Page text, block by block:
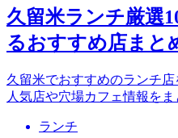
久留米ランチ厳選
るおすすめ店まと
久留米でおすすめのランチ
人気店や穴場カフェ情報をま
ランチ